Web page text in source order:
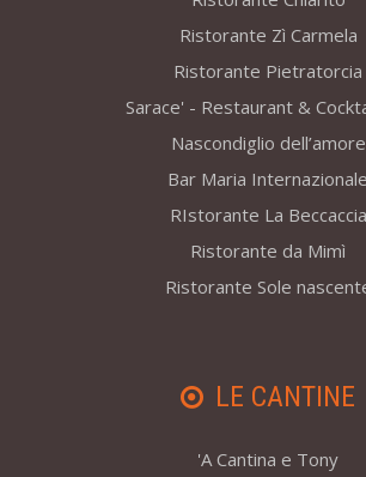
Ristorante Zì Carmela
Ristorante Pietratorcia
Sarace' - Restaurant &
Nascondiglio dell’amore
Bar Maria Internazionale
RIstorante La Beccaccia
Ristorante da Mimì
Ristorante Sole
LE CANTINE
'A Cantina e Tony